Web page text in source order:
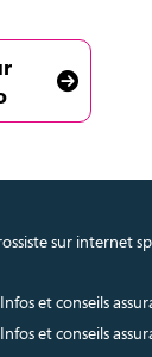
sur internet
Infos et conseils
Infos et conseils